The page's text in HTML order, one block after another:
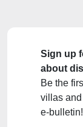
Kiralık Villa
Kiralık villa
tatilinizde herhangi
Villa seçimi püf
yer alır. Bunun ile
Sign up
about
Be the
villas
e-bulletin!